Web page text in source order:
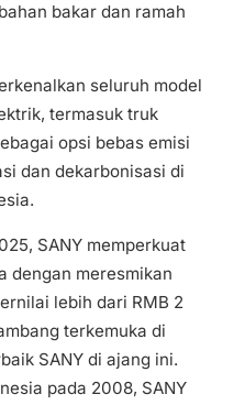
bakar dan ramah
seluruh model
termasuk truk
opsi bebas emisi
dan dekarbonisasi di
SANY memperkuat
dengan meresmikan
lebih dari RMB 2
terkemuka di
SANY di ajang ini.
pada 2008, SANY